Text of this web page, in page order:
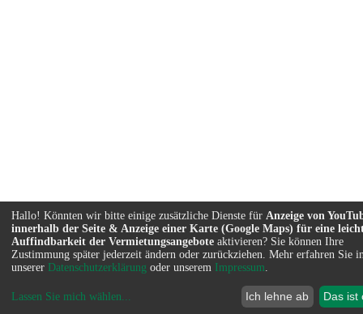
Hallo! Könnten wir bitte einige zusätzliche Dienste für Anzeige von
innerhalb der Seite & Anzeige einer Karte (Google Maps) für eine
Auffindbarkeit der Vermietungsangebote aktivieren? Sie können Ihre
Zustimmung später jederzeit ändern oder zurückziehen. Mehr erfahren Sie
unserer Datenschutzerklärung oder unserem Impressum
Lassen Sie mich wählen... Ich lehne ab Das ist